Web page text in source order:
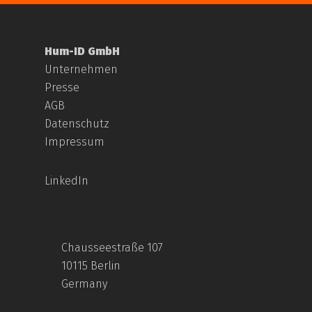
Hum-ID GmbH
Unternehmen
Presse
AGB
Datenschutz
Impressum
LinkedIn
Chausseestraße 107
10115 Berlin
Germany